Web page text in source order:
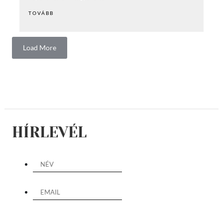
TOVÁBB
Load More
HÍRLEVÉL